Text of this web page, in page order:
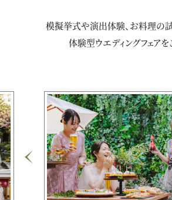
模擬挙式や演出体験、お料理の
体験型ウエディングフェア